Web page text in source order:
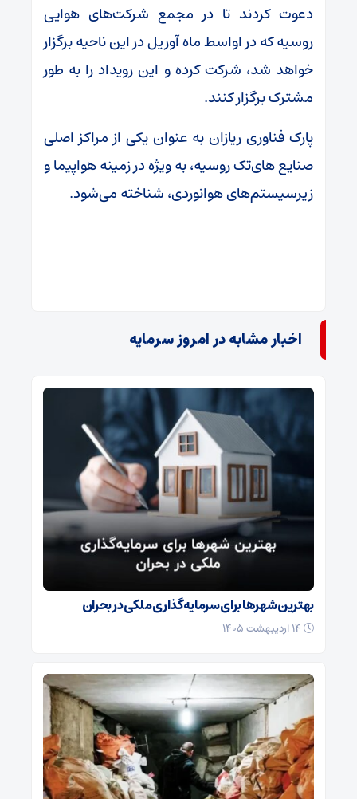
دعوت کردند تا در مجمع شرکت‌های هوایی
روسیه که در اواسط ماه آوریل در این ناحیه برگزار
خواهد شد، شرکت کرده و این رویداد را به طور
مشترک برگزار کنند.
پارک فناوری ریازان به عنوان یکی از مراکز اصلی
صنایع های‌تک روسیه، به ویژه در زمینه هواپیما و
زیرسیستم‌های هوانوردی، شناخته می‌شود.
اخبار مشابه در امروز سرمایه
بهترین شهرها برای سرمایه‌گذاری ملکی در بحران